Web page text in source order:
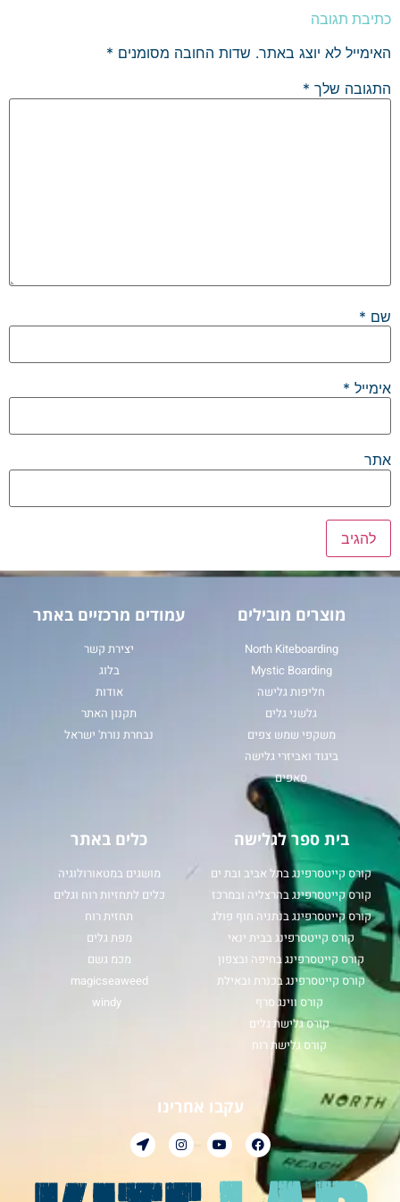
כתיבת תגובה
האימייל לא יוצג באתר. שדות החובה מסומנים *
התגובה שלך *
שם *
אימייל *
אתר
מוצרים מובילים
North Kiteboarding
Mystic Boarding
חליפות גלישה
גלשני גלים
משקפי שמש צפים
ביגוד ואביזרי גלישה
סאפים
עמודים מרכזיים באתר
יצירת קשר
בלוג
אודות
תקנון האתר
נבחרת נורת' ישראל
בית ספר לגלישה
קורס קייטסרפינג בתל אביב ובת ים
קורס קייטסרפינג בהרצליה ובמרכז
קורס קייטסרפינג בנתניה חוף פולג
קורס קייטסרפינג בבית ינאי
קורס קייטסרפינג בחיפה ובצפון
קורס קייטסרפינג בכנרת ובאילת
קורס ווינג סרף
קורס גלישת גלים
קורס גלישת רוח
כלים באתר
מושגים במטאורולוגיה
כלים לתחזיות רוח וגלים
תחזית רוח
מפת גלים
מכמ גשם
magicseaweed
windy
עקבו אחרינו